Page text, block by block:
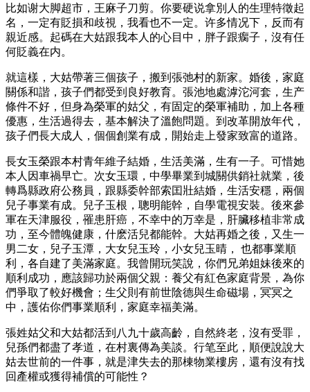
比如谢大脚超市，王麻子刀剪。你要硬说拿別人的生理特徵起
名，一定有貶損和歧視，我看也不一定。许多情况下，反而有
親近感。起碼在大姑跟我本人的心目中，胖子跟瘸子，沒有任
何貶義在内。
就這樣，大姑帶著三個孩子，搬到張弛村的新家。婚後，家庭
關係和諧，孩子們都受到良好教育。張池地處滹沱河套，生产
條件不好，但身為榮軍的姑父，有固定的榮軍補助，加上各種
優惠，生活過得去，基本解決了溫飽問題。到改革開放年代，
孩子們長大成人，個個創業有成，開始走上發家致富的道路。
長女玉榮跟本村青年維子結婚，生活美滿，生有一子。可惜她
本人因車禍早亡。次女玉環，中學畢業到城關供銷社就業，後
轉爲縣政府公務員，跟縣委幹部索囯壯結婚，生活安穩，兩個
兒子事業有成。兒子玉根，聰明能幹，自學電視安裝。後來參
軍在天津服役，罹患肝癌，不幸中的万幸是，肝臟移植非常成
功，至今體魄健康，什麽活兒都能幹。大姑再婚之後，又生一
男二女，兒子玉潭，大女兒玉玲，小女兒玉晴， 也都事業順
利，各自建了美滿家庭。我曾開玩笑說，你們兄弟姐妹後來的
順利成功，應該歸功於兩個父親：養父有紅色家庭背景，為你
們爭取了較好機會；生父則有前世陰德與生命磁場，冥冥之
中，護佑你們事業順利，家庭幸福美滿。
張姓姑父和大姑都活到八九十歲高齡，自然終老，沒有受罪，
兒孫們都盡了孝道，在村裏傳為美談。行笔至此，順便說說大
姑去世前的一件事，就是津失去的那棟物業樓房，還有沒有找
回產權或獲得補償的可能性？